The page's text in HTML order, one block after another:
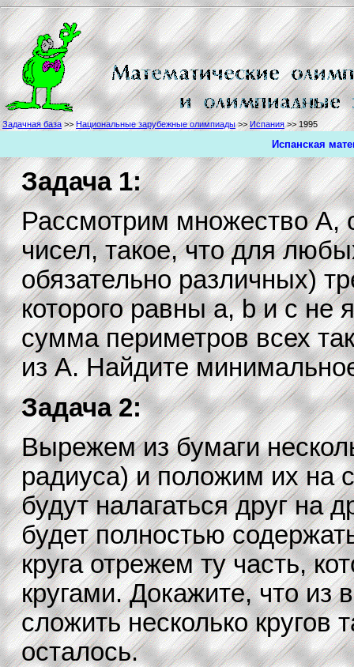
Задачная база>> Национальные зарубежные олимпиады>>Испания>> 1995
Испанская
Задача 1:
Рассмотрим множество A,
чисел, такое, что для
обязательно различных)
которого равны a, b и c не
сумма периметров всех
из A. Найдите
Задача 2:
Вырежем из бумаги
радиуса) и положим их на
будут налагаться друг на
будет полностью
круга отрежем ту часть,
кругами. Докажите, что из
сложить несколько кругов
осталось.